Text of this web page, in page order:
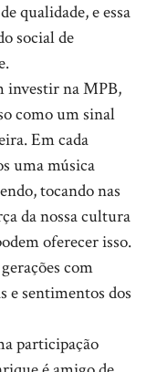
qualidade, e essa
social de
investir na MPB,
como um sinal
Em cada
uma música
tocando nas
da nossa cultura
oferecer isso.
com
e sentimentos dos
participação